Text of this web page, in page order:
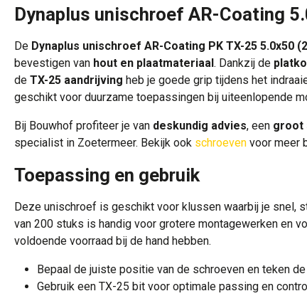
Dynaplus unischroef AR-Coating
De Dynaplus unischroef AR-Coating PK TX-25 5.0x50
bevestigen van hout en plaatmateriaal. Dankzij de
de TX-25 aandrijving heb je goede grip tijdens het
geschikt voor duurzame toepassingen bij uiteenlopende
Bij Bouwhof profiteer je van deskundig advies, een groot
specialist in Zoetermeer. Bekijk ook schroeven voor meer
Toepassing en gebruik
Deze unischroef is geschikt voor klussen waarbij je snel,
van 200 stuks is handig voor grotere montagewerken en
voldoende voorraad bij de hand hebben.
Bepaal de juiste positie van de schroeven en teken
Gebruik een TX-25 bit voor optimale passing en